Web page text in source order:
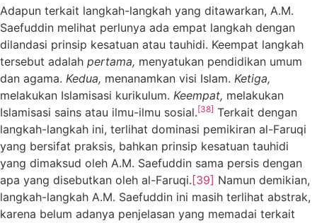
Adapun terkait langkah-langkah yang ditawarkan, A.M.
Saefuddin melihat perlunya ada empat langkah dengan
dilandasi prinsip kesatuan atau tauhidi. Keempat langkah
tersebut adalah pertama, menyatukan pendidikan umum
dan agama. Kedua, menanamkan visi Islam. Ketiga,
melakukan Islamisasi kurikulum. Keempat, melakukan
Islamisasi sains atau ilmu-ilmu sosial.[38] Terkait dengan
langkah-langkah ini, terlihat dominasi pemikiran al-Faruqi
yang bersifat praksis, bahkan prinsip kesatuan tauhidi
yang dimaksud oleh A.M. Saefuddin sama persis dengan
apa yang disebutkan oleh al-Faruqi. [39] Namun demikian,
langkah-langkah A.M. Saefuddin ini masih terlihat abstrak,
karena belum adanya penjelasan yang memadai terkait